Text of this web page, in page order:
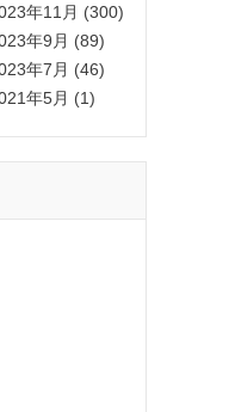
年11月 (300)
年9月 (89)
年7月 (46)
年5月 (1)